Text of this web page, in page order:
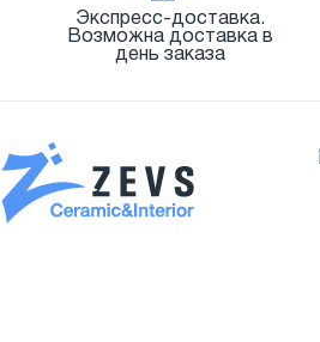
Экспресс-доставка.
Возможна доставка в
день заказа